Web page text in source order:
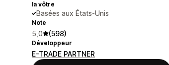
la vôtre
Basées aux États-Unis
Note
5,0 (598)
Développeur
E-TRADE PARTNER